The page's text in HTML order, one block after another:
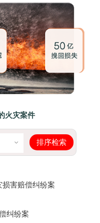
火灾案件
排序检索
害赔偿纠纷案
纠纷案